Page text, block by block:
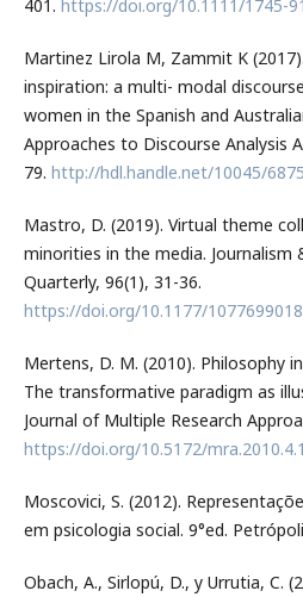
401. https://doi.org/10.1111/1745-
Martinez Lirola M, Zammit K
inspiration: a multi- modal
women in the Spanish and
Approaches to Discourse Analysis
79. http://hdl.handle.net/10045/
Mastro, D. (2019). Virtual theme
minorities in the media. Journalism
Quarterly, 96(1), 31-36.
https://doi.org/10.1177/
Mertens, D. M. (2010). Philosophy
The transformative paradigm as
Journal of Multiple Research
https://doi.org/10.5172/
Moscovici, S. (2012).
em psicologia social. 9°ed.
Obach, A., Sirlopú, D., y Urrutia, C.